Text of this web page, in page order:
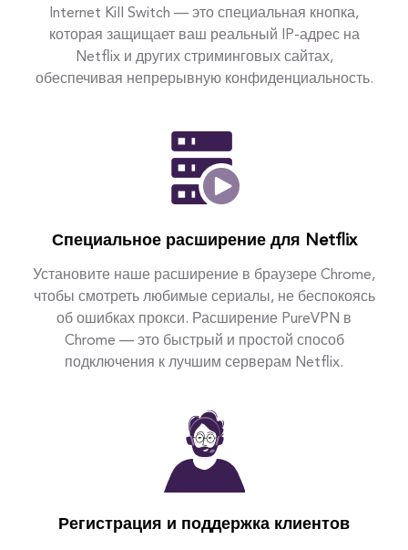
Internet Kill Switch — это специальная кнопка,
которая защищает ваш реальный IP-адрес на
Netflix и других стриминговых сайтах,
обеспечивая непрерывную конфиденциальность.
Специальное расширение для Netflix
Установите наше расширение в браузере Chrome,
чтобы смотреть любимые сериалы, не беспокоясь
об ошибках прокси. Расширение PureVPN в
Chrome — это быстрый и простой способ
подключения к лучшим серверам Netflix.
Регистрация и поддержка клиентов